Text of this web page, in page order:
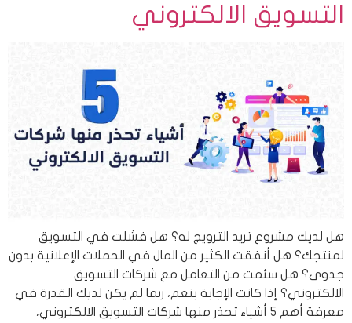
التسويق الالكتروني
هل لديك مشروع تريد الترويج له؟ هل فشلت في التسويق
لمنتجك؟ هل أنفقت الكثير من المال في الحملات الإعلانية بدون
جدوى؟ هل سئمت من التعامل مع شركات التسويق
الالكتروني؟ إذا كانت الإجابة بنعم، ربما لم يكن لديك القدرة في
معرفة أهم 5 أشياء تحذر منها شركات التسويق الالكتروني،